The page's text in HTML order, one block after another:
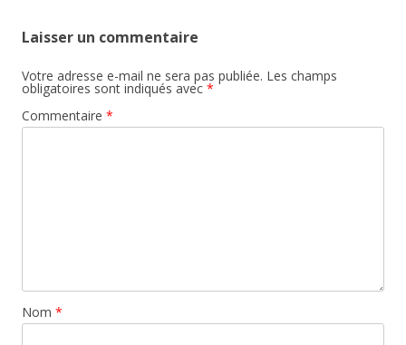
Laisser un commentaire
Votre adresse e-mail ne sera pas publiée. Les champs
obligatoires sont indiqués avec *
Commentaire *
Nom *